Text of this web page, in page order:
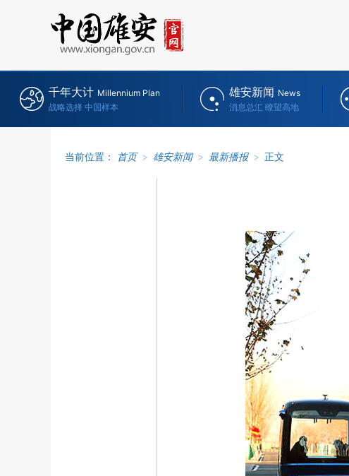
千年大计 Millennium Plan
战略选择 中国样本
雄安新闻 News
消息总汇 瞭望高地
当前位置： 首页 > 雄安新闻 > 最新播报 > 正文